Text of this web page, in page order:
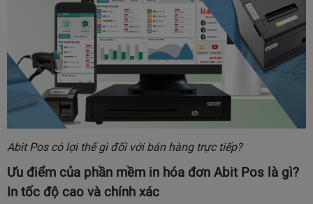
Abit Pos có lợi thế gì đối với bán hàng trực tiếp?
Ưu điểm của phần mềm in hóa đơn Abit Pos là gì?
In tốc độ cao và chính xác